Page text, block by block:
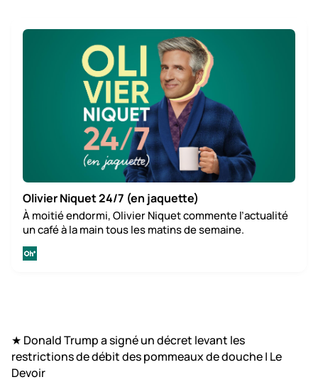
Olivier Niquet 24/7 (en jaquette)
À moitié endormi, Olivier Niquet commente l’actualité
un café à la main tous les matins de semaine.
★ Donald Trump a signé un décret levant les
restrictions de débit des pommeaux de douche | Le
Devoir